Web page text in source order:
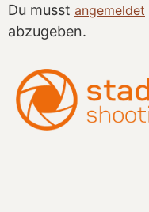
Du musst angemeldet
abzugeben.